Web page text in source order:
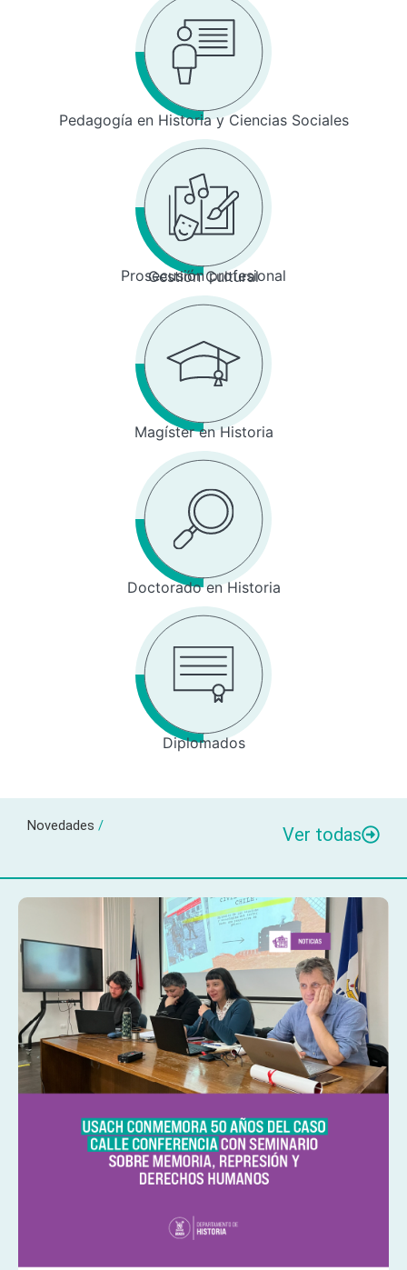
Pedagogía en Historia y Ciencias Sociales
Prosecusión profesional
Gestión Cultural
Magíster en Historia
Doctorado en Historia
Diplomados
Novedades / Ver todas